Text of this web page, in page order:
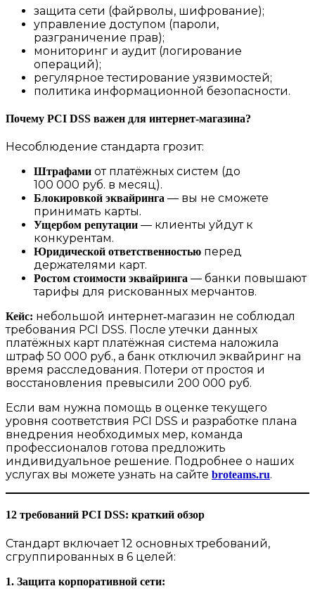
защита сети (файрволы, шифрование);
управление доступом (пароли,
разграничение прав);
мониторинг и аудит (логирование
операций);
регулярное тестирование уязвимостей;
политика информационной безопасности.
Почему PCI DSS важен для интернет‑магазина?
Несоблюдение стандарта грозит:
Штрафами от платёжных систем (до
100 000 руб. в месяц).
Блокировкой эквайринга — вы не сможете
принимать карты.
Ущербом репутации — клиенты уйдут к
конкурентам.
Юридической ответственностью перед
держателями карт.
Ростом стоимости эквайринга — банки повышают
тарифы для рискованных мерчантов.
Кейс: небольшой интернет‑магазин не соблюдал
требования PCI DSS. После утечки данных
платёжных карт платёжная система наложила
штраф 50 000 руб., а банк отключил эквайринг на
время расследования. Потери от простоя и
восстановления превысили 200 000 руб.
Если вам нужна помощь в оценке текущего
уровня соответствия PCI DSS и разработке плана
внедрения необходимых мер, команда
профессионалов готова предложить
индивидуальное решение. Подробнее о наших
услугах вы можете узнать на сайте broteams.ru.
12 требований PCI DSS: краткий обзор
Стандарт включает 12 основных требований,
сгруппированных в 6 целей:
1. Защита корпоративной сети: